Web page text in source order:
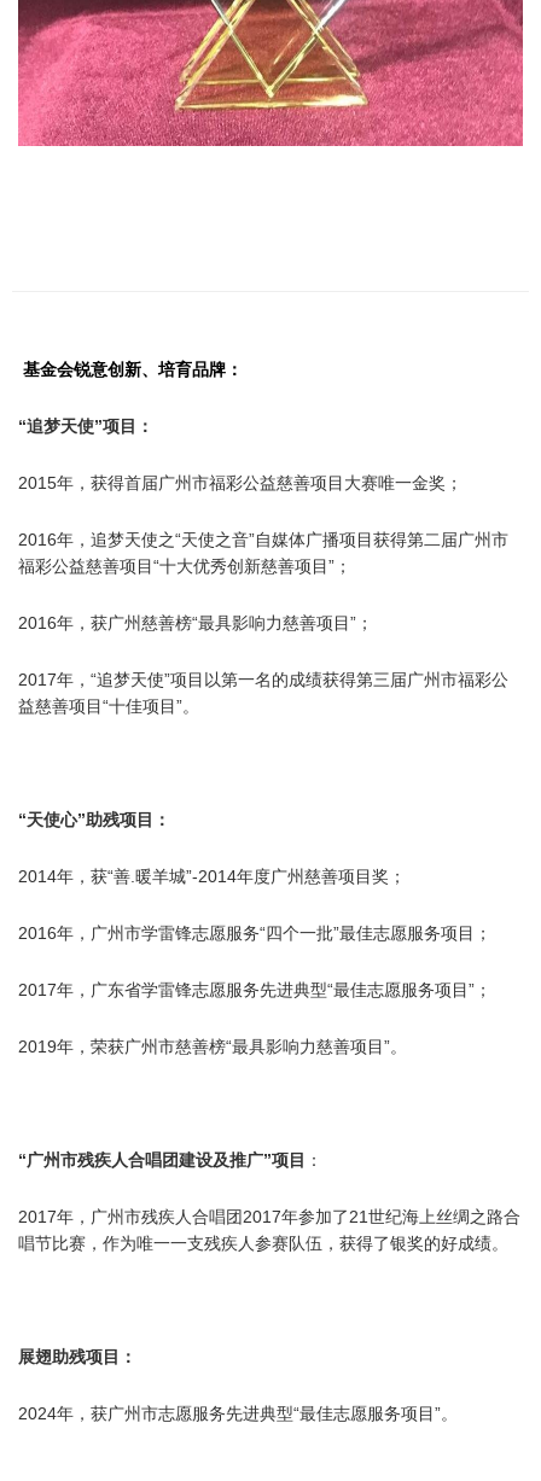
基金会锐意创新、培育品牌：
“追梦天使”项目：
2015年，获得首届广州市福彩公益慈善项目大赛唯一金奖；
2016年，追梦天使之“天使之音”自媒体广播项目获得第二届广州市
福彩公益慈善项目“十大优秀创新慈善项目”；
2016年，获广州慈善榜“最具影响力慈善项目”；
2017年，“追梦天使”项目以第一名的成绩获得第三届广州市福彩公
益慈善项目“十佳项目”。
“天使心”助残项目：
2014年，获“善.暖羊城”-2014年度广州慈善项目奖；
2016年， 广州市学雷锋志愿服务“四个一批”最佳志愿服务项目；
2017年，广东省学雷锋志愿服务先进典型“最佳志愿服务项目”；
2019年，荣获广州市慈善榜“最具影响力慈善项目”。
“广州市残疾人合唱团建设及推广”项目 ：
2017年，广州市残疾人合唱团2017年参加了21世纪海上丝绸之路合
唱节比赛，作为唯一一支残疾人参赛队伍，获得了银奖的好成绩。
展翅助残项目：
2024年，获广州市志愿服务先进典型“最佳志愿服务项目”。